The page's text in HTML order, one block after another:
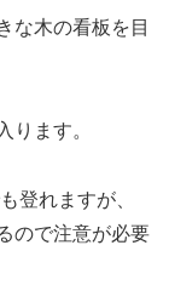
な木の看板を目
ります。
登れますが、
ので注意が必要